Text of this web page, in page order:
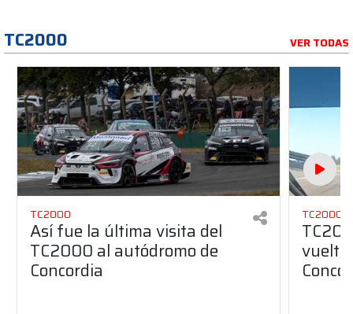
TC2000 VER TODAS
TC2000
Así fue la última visita del
TC2000 al autódromo de
Concordia
TC2000
vuelta